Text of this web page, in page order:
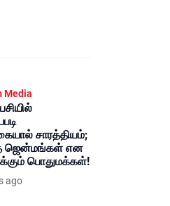
Media
சாரத்தியம்;
ஜென்மங்கள் என
பொதுமக்கள்!
ago